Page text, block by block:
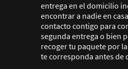
entrega en el domicilio
encontrar a nadie en
contacto contigo para
segunda entrega o bien
recoger tu paquete por
te corresponda antes de